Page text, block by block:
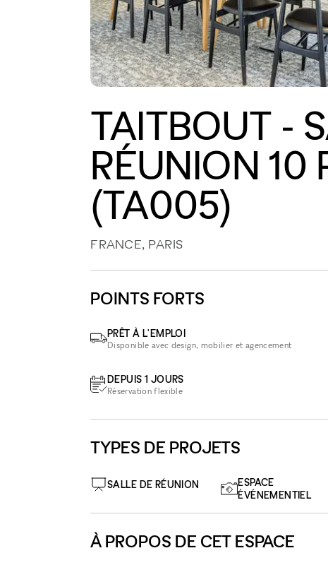
TAITBOUT -
RÉUNION 10
(TA005)
FRANCE, PARIS
POINTS FORTS
PRÊT À L'EMPLOI
Disponible avec design, mobilier et agencement
DEPUIS 1 JOURS
Réservation flexible
TYPES DE PROJETS
SALLE DE RÉUNION
ESPACE
ÉVÉNEMENTIEL
À PROPOS DE CET ESPACE